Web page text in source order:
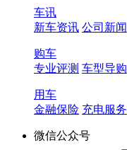
车讯
新车资讯 公司新闻
购车
专业评测 车型导购
用车
金融保险 充电服务
微信公众号